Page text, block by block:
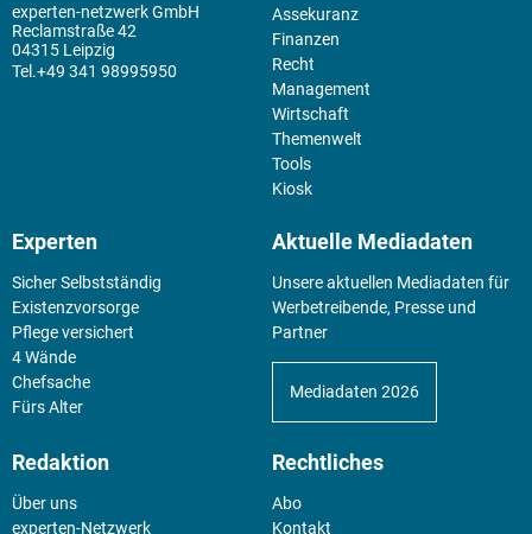
experten-netzwerk GmbH
Reclamstraße 42
04315 Leipzig
+49 341 98995950
Assekuranz
Finanzen
Recht
Management
Wirtschaft
Themenwelt
Tools
Kiosk
Experten
Sicher Selbstständig
Existenz­vorsorge
Pflege versichert
4 Wände
Chefsache
Fürs Alter
Aktuelle Mediadaten
Unsere aktuellen Mediadaten für
Werbetreibende, Presse und
Partner
Mediadaten 2026
Redaktion
Über uns
experten-Netzwerk
Rechtliches
Abo
Kontakt